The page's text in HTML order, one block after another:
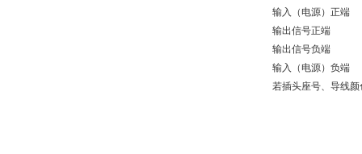
输入（电源）正端
输出信号正端
输出信号负端
输入（电源）负端
若插头座号、导线颜